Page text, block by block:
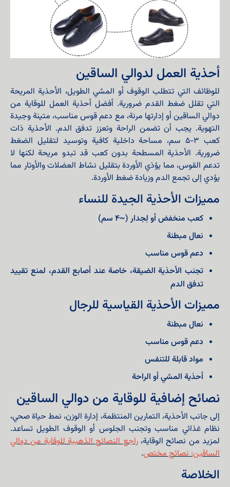
أحذية العمل لدوالي الساقين
للوظائف التي تتطلب الوقوف أو المشي الطويل، الأحذية المريحة
التي تقلل ضغط القدم ضرورية. أفضل أحذية العمل للوقاية من
دوالي الساقين أو إدارتها مرنة، مع دعم قوس مناسب، متينة وجيدة
التهوية. يجب أن تضمن الراحة وتعزز تدفق الدم. الأحذية ذات
كعب 3-5 سم، مساحة داخلية كافية وتوسيد لتقليل الضغط
ضرورية. الأحذية المسطحة بدون كعب قد تبدو مريحة لكنها لا
تدعم القوس، مما يؤذي الأوردة بتقليل نشاط العضلات والأوتار مما
يؤدي إلى تجمع الدم وزيادة ضغط الأوردة.
مميزات الأحذية الجيدة للنساء
كعب منخفض أو لِجدار (~4 سم)
نعال مبطنة
دعم قوس مناسب
تجنب الأحذية الضيقة، خاصة عند أصابع القدم، لمنع تقييد
تدفق الدم
مميزات الأحذية القياسية للرجال
نعال مبطنة
دعم قوس مناسب
مواد قابلة للتنفس
أحذية المشي أو الراحة
نصائح إضافية للوقاية من دوالي الساقين
إلى جانب الأحذية، التمارين المنتظمة، إدارة الوزن، نمط حياة صحي،
نظام غذائي مناسب وتجنب الجلوس أو الوقوف الطويل تساعد.
لمزيد من نصائح الوقاية،راجع النصائح الذهبية للوقاية من دوالي
الساقين: نصائح مختص.
الخلاصة